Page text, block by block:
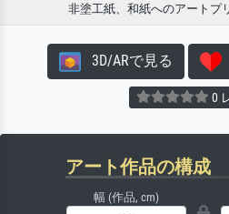
非塗工紙、和紙へのアートプ
3D/ARで見る
0
アート作品の構成
幅 (作品, cm)